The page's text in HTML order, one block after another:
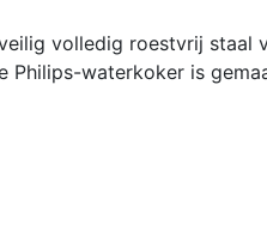
volledig roestvrij staal
Philips-waterkoker is